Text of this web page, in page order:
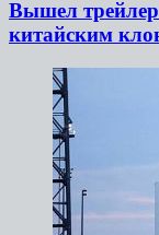
Вышел
китайским